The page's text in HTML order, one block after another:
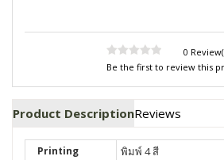
0
Be the first to review this
Product DescriptionReviews
Printing พิมพ์ 4 สี